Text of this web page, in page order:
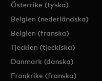
Österrike (tyska)
Belgien (nederländska)
Belgien (franska)
Tjeckien (tjeckiska)
Danmark (danska)
Frankrike (franska)